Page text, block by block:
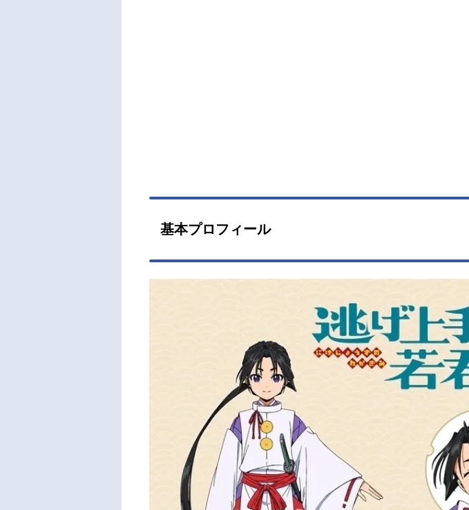
基本プロフィール
TVアニメ『戦隊大失格』